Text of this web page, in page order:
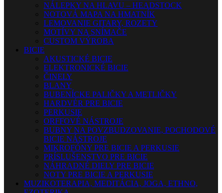
NÁLEPKY NA HLAVU – HEADSTOCK
NOTOVÁ MAPA NA HMATNÍK
LEMOVANIE GITARY, ROZETY
MOTÍVY NA SNÍMAČE
CUSTOM VÝROBA
BICIE
AKUSTICKÉ BICIE
ELEKTRONICKÉ BICIE
ČINELY
BLANY
BUBENÍCKE PALIČKY A METLIČKY
HARDVÉR PRE BICIE
PERKUSIE
ORFFOVÉ NÁSTROJE
BUBNY NA POVZBUDZOVANIE, POCHODOVÉ
BICIE NÁSTROJE
MIKROFÓNY PRE BICIE A PERKUSIE
PRÍSLUŠENSTVO PRE BICIE
NÁHRADNÉ DIELY PRE BICIE
NOTY PRE BICIE A PERKUSIE
MUZIKOTERAPIA, MEDITÁCIA, JOGA, ETHNO,